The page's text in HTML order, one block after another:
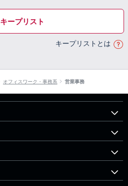
キープリスト
キープリストとは
オフィスワーク・事務系 営業事務